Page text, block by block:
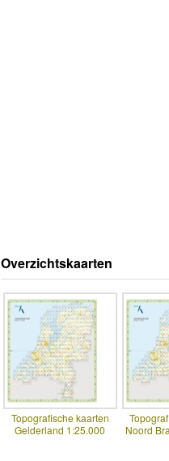
Overzichtskaarten
Topografische kaarten
Gelderland 1:25.000
Noord